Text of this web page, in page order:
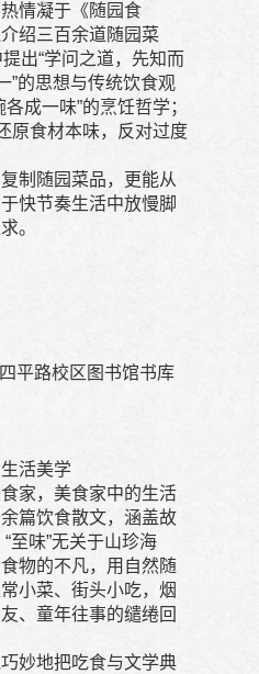
情凝于《随园食
绍三百余道随园菜
出“学问之道，先知而
”的思想与传统饮食观
成一味”的烹饪哲学；
原食材本味，反对过度
制随园菜品，更能从
快节奏生活中放慢脚
。
平路校区图书馆书库
活美学
家，美食家中的生活
篇饮食散文，涵盖故
至味”无关于山珍海
物的不凡，用自然随
小菜、街头小吃，烟
、童年往事的缱绻回
妙地把吃食与文学典